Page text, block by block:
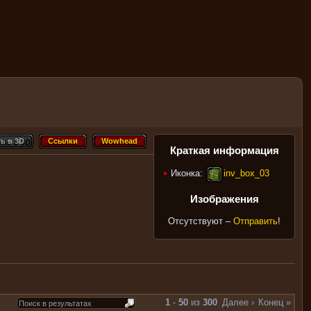
Краткая информация
Иконка: inv_box_03
Изображения
Отсутствуют – Отправить!
Wowhead
Wowhead
Ссылки
Ссылки
в 3D
в 3D
1 - 50 из 300 Далее › Конец »